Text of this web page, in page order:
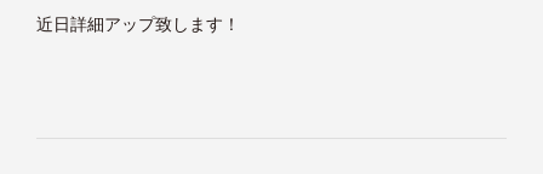
近日詳細アップ致します！